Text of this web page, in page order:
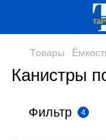
Товары
Канистры
Фильтр 4